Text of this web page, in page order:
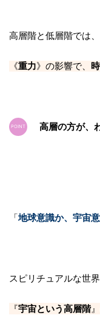
高層階と低層階では、
《重力》の影響で、
高層の方が、
「地球意識か、宇宙
スピリチュアルな世
『宇宙という高層階